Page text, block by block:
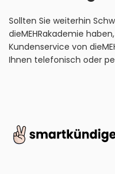
Sollten Sie weiterhin
dieMEHRakademie
Kundenservice von
Ihnen telefonisch oder